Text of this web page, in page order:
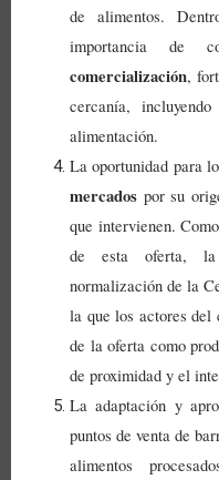
de alimentos.
importancia de
comercialización,
cercanía,
alimentación.
Laoportunidad para
mercados por su
que intervienen.
de esta oferta,
normalización dela
la que los actores
de la oferta como
de proximidad y el
La adaptación y
puntos de venta de
alimentos